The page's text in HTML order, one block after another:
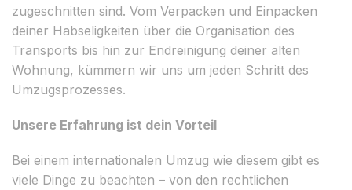
zugeschnitten sind. Vom Verpacken und Einpacken
deiner Habseligkeiten über die Organisation des
Transports bis hin zur Endreinigung deiner alten
Wohnung, kümmern wir uns um jeden Schritt des
Umzugsprozesses.
Unsere Erfahrung ist dein Vorteil
Bei einem internationalen Umzug wie diesem gibt es
viele Dinge zu beachten – von den rechtlichen